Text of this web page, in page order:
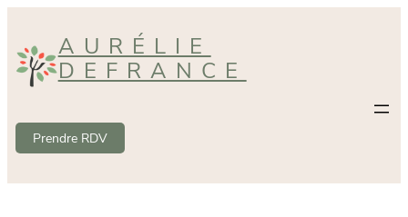
contenu
AURÉLIE
DEFRANCE
Prendre RDV